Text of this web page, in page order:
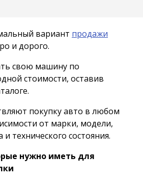
вариант продажи
и дорого.
свою машину по
стоимости, оставив
покупку авто в любом
от марки, модели,
технического состояния.
нужно иметь для